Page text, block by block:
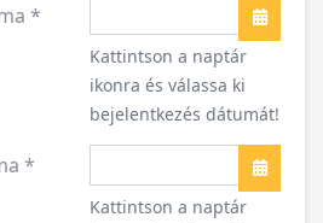
*
Naptár
Kattintson a naptár
ikonra és válassa ki
bejelentkezés dátumát!
*
Naptár
Kattintson a naptár